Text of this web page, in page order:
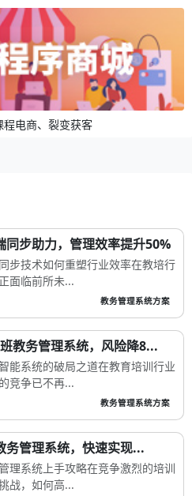
程电商、裂变获客
步助力，管理效率提升50%
步技术如何重塑行业效率在教培行
面临前所未...
教务管理系统方案
教务管理系统，风险降8...
能系统的破局之道在教育培训行业
竞争已不再...
教务管理系统方案
务管理系统，快速实现...
理系统上手攻略在竞争激烈的培训
战，如何高...